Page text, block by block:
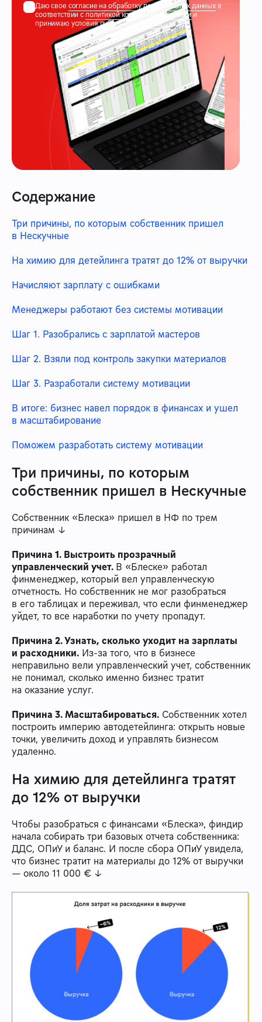
Даю свое согласие на обработку персональных данных в
соответствии сполитикой конфиденциальностии
принимаю условияпубличной оферты
Содержание
Три причины, по которым собственник пришел
в Нескучные
На химию для детейлинга тратят до 12% от выручки
Начисляют зарплату с ошибками
Менеджеры работают без системы мотивации
Шаг 1. Разобрались с зарплатой мастеров
Шаг 2. Взяли под контроль закупки материалов
Шаг 3. Разработали систему мотивации
В итоге: бизнес навел порядок в финансах и ушел
в масштабирование
Поможем разработать систему мотивации
Три причины, по которым
собственник пришел в Нескучные
Собственник «Блеска» пришел в НФ по трем
причинам ↓
Причина 1. Выстроить прозрачный
управленческий учет. В «Блеске» работал
финменеджер, который вел управленческую
отчетность. Но собственник не мог разобраться
в его таблицах и переживал, что если финменеджер
уйдет, то все наработки по учету пропадут.
Причина 2. Узнать, сколько уходит на зарплаты
и расходники. Из-за того, что в бизнесе
неправильно вели управленческий учет, собственник
не понимал, сколько именно бизнес тратит
на оказание услуг.
Причина 3. Масштабироваться. Собственник хотел
построить империю автодетейлинга: открыть новые
точки, увеличить доход и управлять бизнесом
удаленно.
На химию для детейлинга тратят
до 12% от выручки
Чтобы разобраться с финансами «Блеска», финдир
начала собирать три базовых отчета собственника:
ДДС, ОПиУ и баланс. И после сбора ОПиУ увидела,
что бизнес тратит на материалы до 12% от выручки
— около 11 000 € ↓